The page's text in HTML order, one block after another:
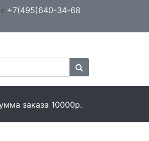
+7(495)640-34-68
заказа 10000р.